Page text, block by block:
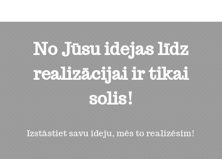
No Jūsu idejas līdz
realizācijai ir tikai
solis!
Izstāstiet savu ideju, mēs to realizēsim!